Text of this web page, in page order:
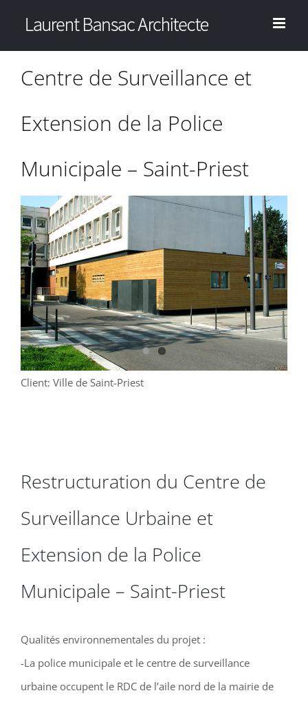
Centre de Surveillance et
Extension de la Police
Municipale – Saint-Priest
View
Larger
Image
Client: Ville de Saint-Priest
Restructuration du Centre de
Surveillance Urbaine et
Extension de la Police
Municipale – Saint-Priest
Qualités environnementales du projet :
-La police municipale et le centre de surveillance
urbaine occupent le RDC de l’aile nord de la mairie de